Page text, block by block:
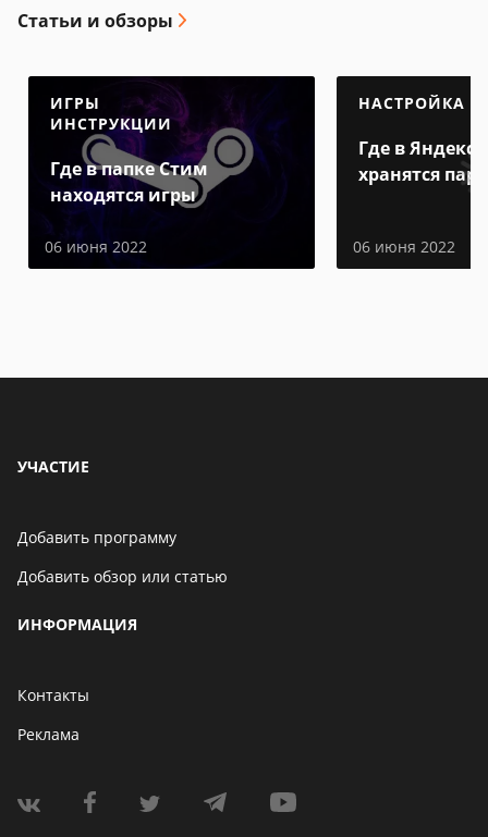
Статьи и обзоры
ИГРЫ
ИНСТРУКЦИИ
Где в папке Стим
находятся игры
06 июня 2022
НАСТРОЙКА
Где в Яндекс
хранятся
06 июня 2022
УЧАСТИЕ
Добавить программу
Добавить обзор или статью
ИНФОРМАЦИЯ
Контакты
Реклама